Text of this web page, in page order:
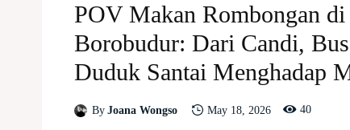
POV Makan Rombongan di
Borobudur: Dari Candi,
Duduk Santai Menghadap
By Joana Wongso May 18, 2026 40